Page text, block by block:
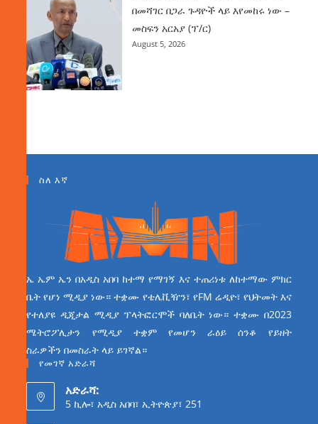
በመሻገር በጋራ ጉዳዮች ላይ እየመከሩ ነው –
መስፍን አርአያ (ፕ/ር)
August 5, 2026
ስለ እኛ
ኤ ኤም ኤን በአዲስ አበባ ከተማ የማገኝ እና ተጠሪነቱ ለከተማው ምክር
ቤት የሆነ ሚዲያ ነው። ተቋሙ የቴሌቪዥን፣ የFM ሬዲዮ፣ የህትመት እና
የተለያዩ ዲጂታል ሚዲያ ፕላትፎርሞች ባለቤት ነው። ተቋሙ በ2023
ሜትሮፖሊታን የሚዲያ ተቋም የመሆን ራዕይ ሰንቆ የይዘት
ስራዎችን በመስራት ላይ ይገኛል።
የመገኛ አድራሻ
አድራሻ:
5 ኪሎ፣ አዲስ አበባ፣ ኢትዮጵያ፣ 251